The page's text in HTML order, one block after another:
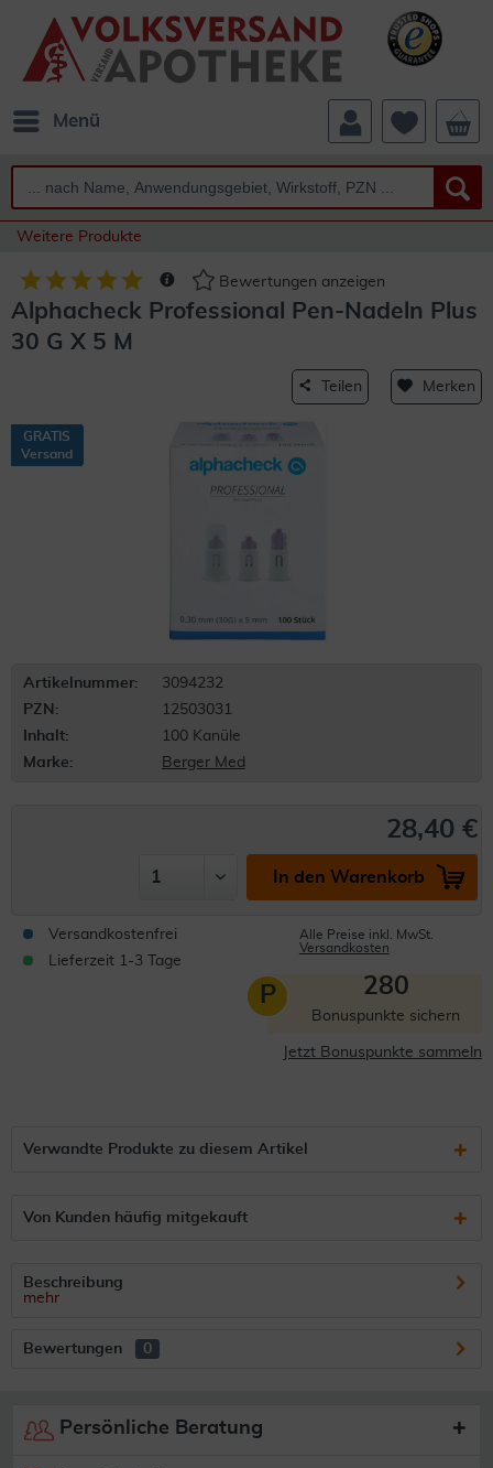
Menü
Weitere Produkte
Bewertungen anzeigen
Alphacheck Professional Pen-Nadeln Plus
30 G X 5 M
Teilen Merken
GRATIS
Versand
Artikelnummer:
3094232
PZN:
12503031
Inhalt:
100 Kanüle
Marke:
Berger Med
28,40 €
In den Warenkorb
Versandkostenfrei
Lieferzeit 1-3 Tage
Alle Preise inkl. MwSt.
Versandkosten
P 280
Bonuspunkte sichern
Jetzt Bonuspunkte sammeln
Verwandte Produkte zu diesem Artikel
Von Kunden häufig mitgekauft
Beschreibung
mehr
Bewertungen 0
Persönliche Beratung